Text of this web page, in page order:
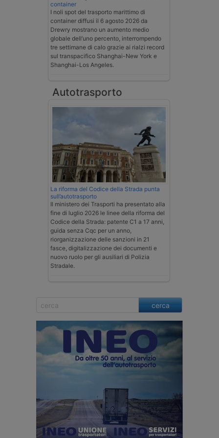
container
I noli spot del trasporto marittimo di
container diffusi il 6 agosto 2026 da
Drewry mostrano un aumento medio
globale dell’uno percento, interrompendo
tre settimane di calo grazie ai rialzi record
sul transpacifico Shanghai-New York e
Shanghai-Los Angeles.
Autotrasporto
La riforma del Codice della Strada punta
sull’autotrasporto
Il ministero dei Trasporti ha presentato alla
fine di luglio 2026 le linee della riforma del
Codice della Strada: patente C1 a 17 anni,
guida senza Cqc per un anno,
riorganizzazione delle sanzioni in 21
fasce, digitalizzazione dei documenti e
nuovo ruolo per gli ausiliari di Polizia
Stradale.
cerca